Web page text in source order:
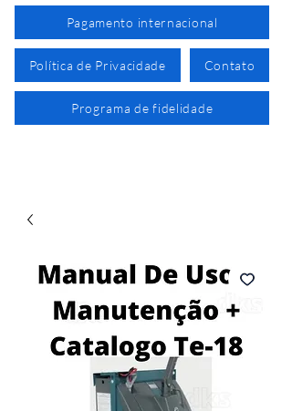
Pagamento internacional
Política de Privacidade Contato
Programa de fidelidade